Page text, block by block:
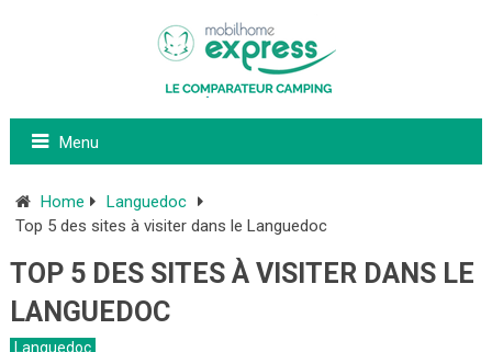
Menu
Home
Languedoc
Top 5 des sites à visiter dans le Languedoc
TOP 5 DES SITES À VISITER DANS LE
LANGUEDOC
Languedoc